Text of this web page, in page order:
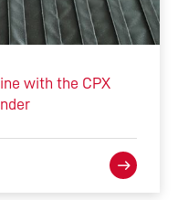
with the CPX